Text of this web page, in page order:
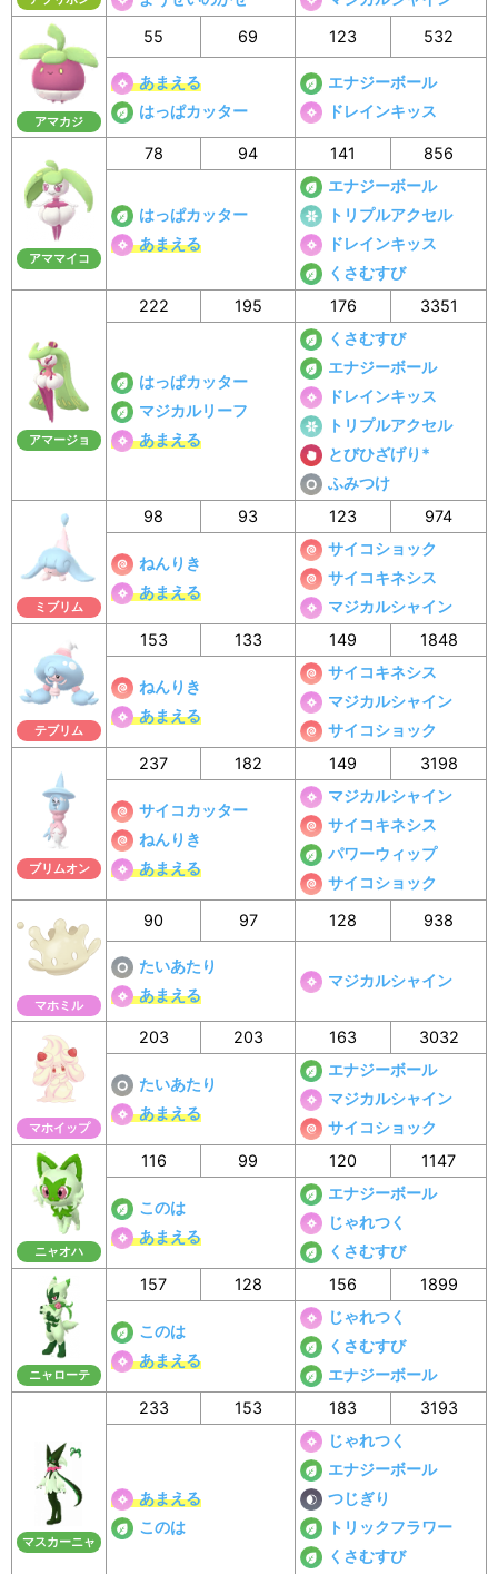
アマカジ
55 69 123 532
あまえる
はっぱカッター
エナジーボール
ドレインキッス
アママイコ
78 94 141 856
はっぱカッター
あまえる
エナジーボール
トリプルアクセル
ドレインキッス
くさむすび
アマージョ
222 195 176 3351
はっぱカッター
マジカルリーフ
あまえる
くさむすび
エナジーボール
ドレインキッス
トリプルアクセル
とびひざげり*
ふみつけ
ミブリム
98 93 123 974
ねんりき
あまえる
サイコショック
サイコキネシス
マジカルシャイン
テブリム
153 133 149 1848
ねんりき
あまえる
サイコキネシス
マジカルシャイン
サイコショック
ブリムオン
237 182 149 3198
サイコカッター
ねんりき
あまえる
マジカルシャイン
サイコキネシス
パワーウィップ
サイコショック
マホミル
90 97 128 938
たいあたり
あまえる
マジカルシャイン
マホイップ
203 203 163 3032
たいあたり
あまえる
エナジーボール
マジカルシャイン
サイコショック
ニャオハ
116 99 120 1147
このは
あまえる
エナジーボール
じゃれつく
くさむすび
ニャローテ
157 128 156 1899
このは
あまえる
じゃれつく
くさむすび
エナジーボール
マスカーニャ
233 153 183 3193
あまえる
このは
じゃれつく
エナジーボール
つじぎり
トリックフラワー
くさむすび